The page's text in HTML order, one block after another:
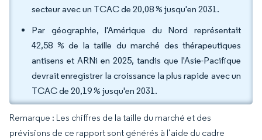
secteur avec un TCAC de 20,08 % jusqu'en 2031.
Par géographie, l'Amérique du Nord représentait
42,58 % de la taille du marché des thérapeutiques
antisens et ARNi en 2025, tandis que l'Asie-Pacifique
devrait enregistrer la croissance la plus rapide avec un
TCAC de 20,19 % jusqu'en 2031.
Remarque : Les chiffres de la taille du marché et des
prévisions de ce rapport sont générés à l’aide du cadre